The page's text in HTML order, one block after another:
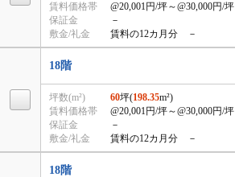
賃料価格帯
@20,001円/坪～@30,000円/坪
保証金
－
敷金/礼金
賃料の12カ月分 －
18階
坪数(m²) 60坪(198.35m²)
賃料価格帯
@20,001円/坪～@30,000円/坪
保証金
－
敷金/礼金
賃料の12カ月分 －
18階